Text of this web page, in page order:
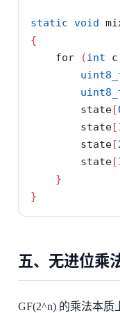
static void
{
for
(int
        state
[
        state
[
        state
[
        state
[
}
}
五、无进位乘
GF(2^n) 的乘法本质